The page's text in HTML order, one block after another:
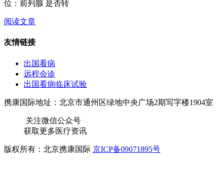
位：前列腺 是否转
阅读文章
友情链接
出国看病
远程会诊
出国看病临床试验
携康国际地址：北京市通州区绿地中央广场2期写字楼1904室
关注微信公众号
获取更多医疗资讯
版权所有：北京携康国际 京ICP备09071895号